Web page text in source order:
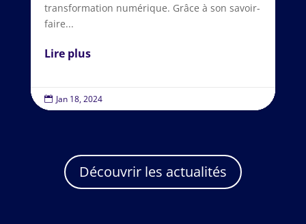
transformation numérique. Grâce à son savoir-
faire...
Lire plus
 Jan 18, 2024
Découvrir les actualités